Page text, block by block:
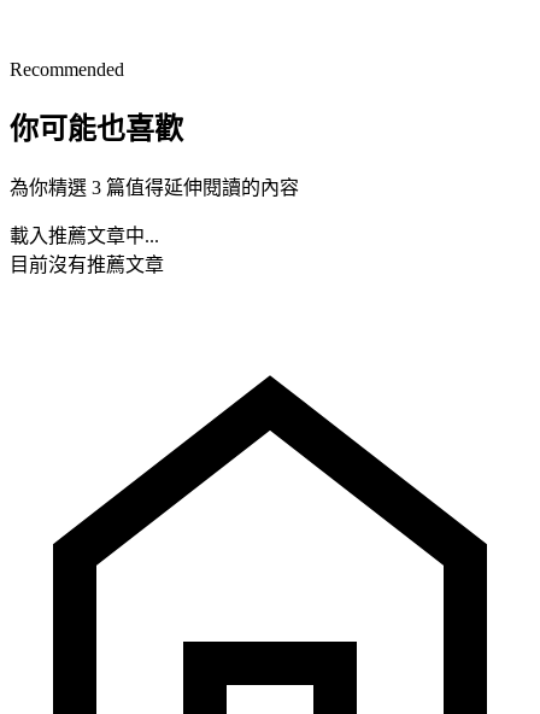
Recommended
你可能也喜歡
為你精選 3 篇值得延伸閱讀的內容
載入推薦文章中...
目前沒有推薦文章